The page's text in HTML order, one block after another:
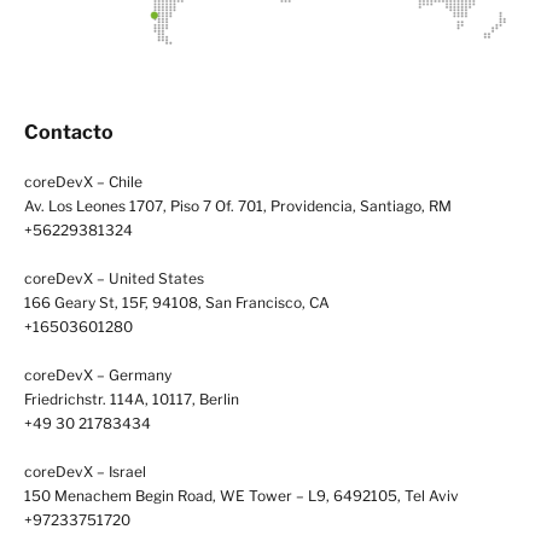
Contacto
coreDevX – Chile
Av. Los Leones 1707, Piso 7 Of. 701, Providencia, Santiago, RM
+56229381324
coreDevX – United States
166 Geary St, 15F, 94108, San Francisco, CA
+16503601280
coreDevX – Germany
Friedrichstr. 114A, 10117, Berlin
+49 30 21783434
coreDevX – Israel
150 Menachem Begin Road, WE Tower – L9, 6492105, Tel Aviv
+97233751720